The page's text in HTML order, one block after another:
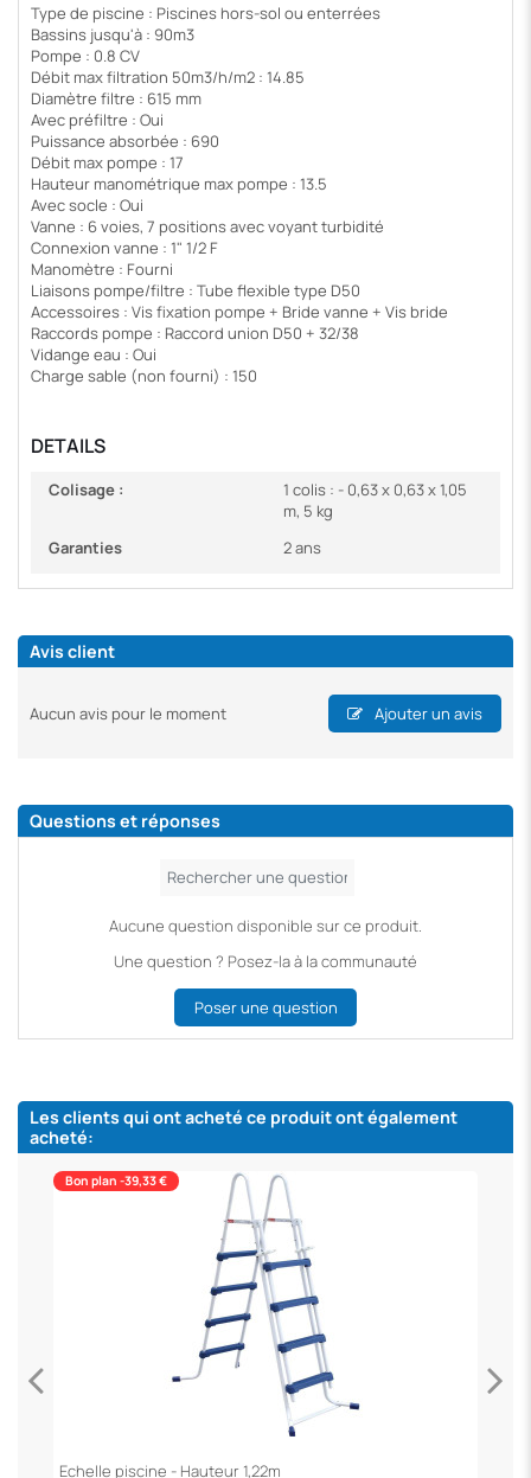
Type de piscine : Piscines hors-sol ou enterrées
Bassins jusqu'à : 90m3
Pompe : 0.8 CV
Débit max filtration 50m3/h/m2 : 14.85
Diamètre filtre : 615 mm
Avec préfiltre : Oui
Puissance absorbée : 690
Débit max pompe : 17
Hauteur manométrique max pompe : 13.5
Avec socle : Oui
Vanne : 6 voies, 7 positions avec voyant turbidité
Connexion vanne : 1" 1/2 F
Manomètre : Fourni
Liaisons pompe/filtre : Tube flexible type D50
Accessoires : Vis fixation pompe + Bride vanne + Vis bride
Raccords pompe : Raccord union D50 + 32/38
Vidange eau : Oui
Charge sable (non fourni) : 150
DETAILS
Colisage :
1 colis : - 0,63 x 0,63 x 1,05
m, 5 kg
Garanties
2 ans
Avis client
Aucun avis pour le moment Ajouter un avis
Questions et réponses
Aucune question disponible sur ce produit.
Une question ? Posez-la à la communauté
Poser une question
Les clients qui ont acheté ce produit ont également
acheté:
Bon plan -39,33 €
Echelle piscine - Hauteur 1,22m